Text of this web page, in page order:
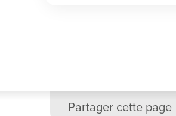
Partager cette page